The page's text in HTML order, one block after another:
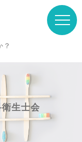
生士会